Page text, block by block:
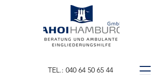
TEL.: 040 64 50 65 44